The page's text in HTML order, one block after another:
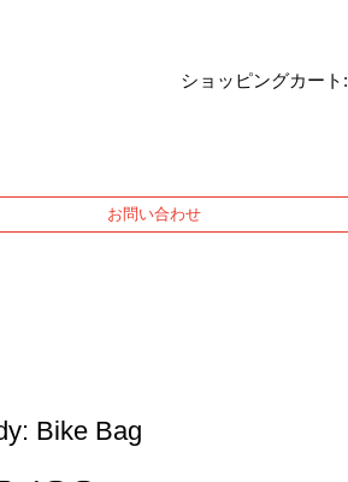
ショッピングカート:
お問い合わせ
Bike Bag